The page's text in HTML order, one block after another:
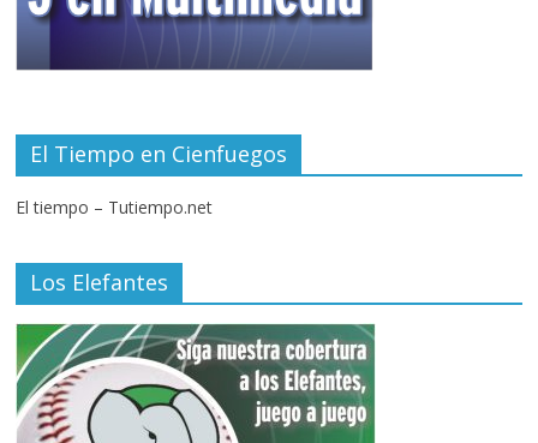
El Tiempo en Cienfuegos
El tiempo – Tutiempo.net
Los Elefantes